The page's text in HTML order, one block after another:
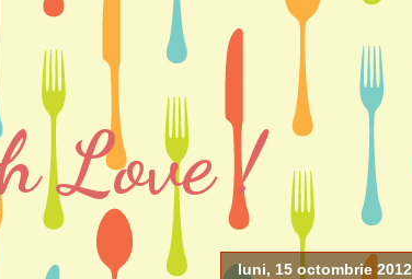
Love !
luni, 15 octombrie 2012